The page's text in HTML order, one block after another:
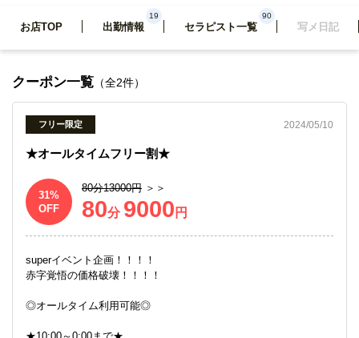
お店TOP 出勤情報
19
セラピスト一覧
90
写メ日記
クーポン一覧 （全2件）
フリー限定 2024/05/10
★オールタイムフリー割★
31
OFF
80分13000円 ＞＞
80分 9000 円
superイベント企画！！！！
赤字覚悟の価格破壊！！！！
◎オールタイム利用可能◎